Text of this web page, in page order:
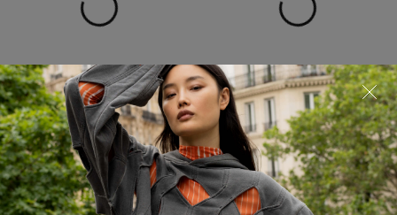
Юбка-шорты
13 000 ₽
Юбка
19 000 ₽